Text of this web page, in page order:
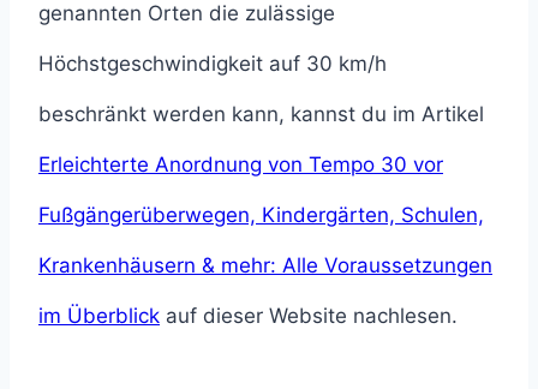
genannten Orten die zulässige
Höchstgeschwindigkeit auf 30 km/h
beschränkt werden kann, kannst du im Artikel
Erleichterte Anordnung von Tempo 30 vor
Fußgängerüberwegen, Kindergärten, Schulen,
Krankenhäusern & mehr: Alle Voraussetzungen
im Überblick auf dieser Website nachlesen.